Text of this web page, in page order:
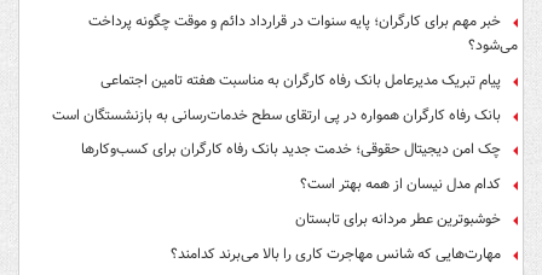
خبر مهم برای کارگران؛ پایه سنوات در قرارداد دائم و موقت چگونه پرداخت
می‌شود؟
پیام تبریک مدیرعامل بانک رفاه کارگران به مناسبت هفته تامین اجتماعی
بانک رفاه کارگران همواره در پی ارتقای سطح خدمات‌رسانی به بازنشستگان است
چک امن دیجیتال حقوقی؛ خدمت جدید بانک رفاه کارگران برای کسب‌وکارها
کدام مدل نیسان از همه بهتر است؟
خوشبوترین عطر مردانه برای تابستان
مهارت‌هایی که شانس مهاجرت کاری را بالا می‌برند کدامند؟